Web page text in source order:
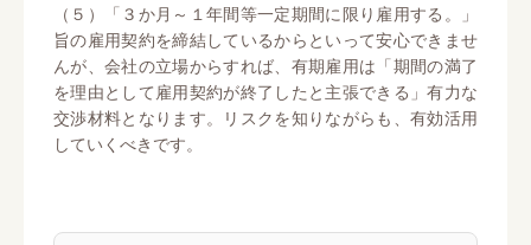
（５）「３か月～１年間等一定期間に限り雇用する。」
旨の雇用契約を締結しているからといって安心できませ
んが、会社の立場からすれば、有期雇用は「期間の満了
を理由として雇用契約が終了したと主張できる」有力な
交渉材料となります。リスクを知りながらも、有効活用
していくべきです。